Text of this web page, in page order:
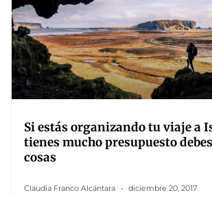
Si estás organizando tu viaje a
tienes mucho presupuesto
cosas
Claudia Franco Alcántara diciembre 20, 2017